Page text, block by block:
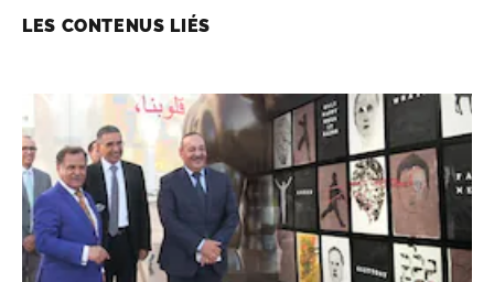
LES CONTENUS LIÉS